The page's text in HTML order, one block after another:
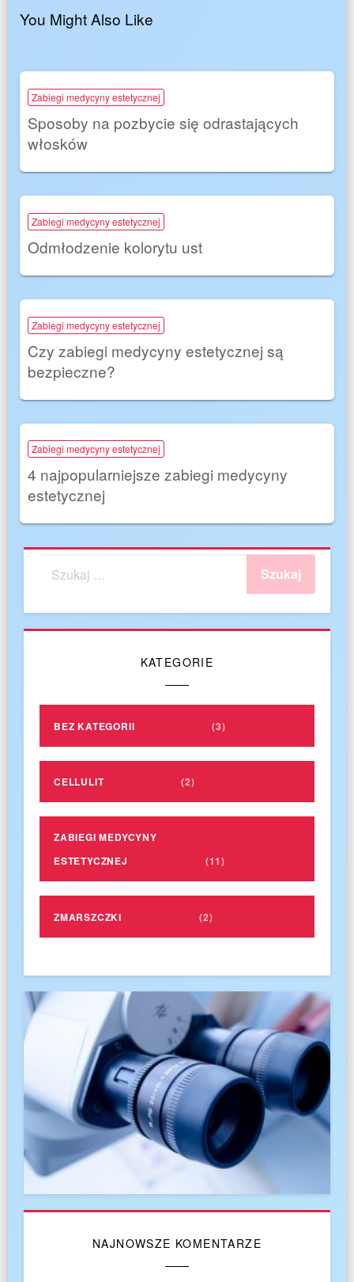
You Might Also Like
Zabiegi medycyny estetycznej
Sposoby na pozbycie się odrastających
włosków
Zabiegi medycyny estetycznej
Odmłodzenie kolorytu ust
Zabiegi medycyny estetycznej
Czy zabiegi medycyny estetycznej są
bezpieczne?
Zabiegi medycyny estetycznej
4 najpopularniejsze zabiegi medycyny
estetycznej
KATEGORIE
BEZ KATEGORII (3)
CELLULIT (2)
ZABIEGI MEDYCYNY
ESTETYCZNEJ
(11)
ZMARSZCZKI (2)
NAJNOWSZE KOMENTARZE